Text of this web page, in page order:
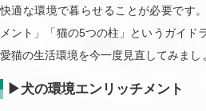
快適な環境で暮らせることが必要です
メント」「猫の5つの柱」というガイド
愛猫の生活環境を今一度見直してみまし
▶犬の環境エンリッチメント